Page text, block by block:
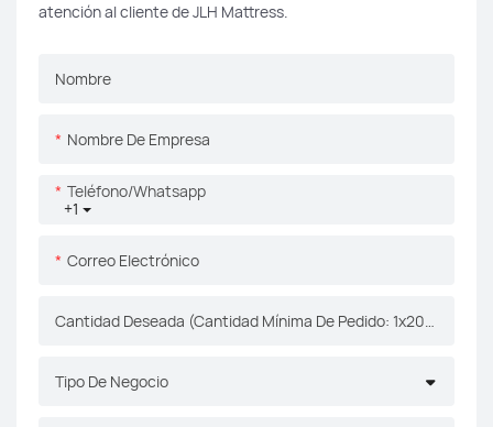
atención al cliente de JLH Mattress.
Nombre
Nombre De Empresa
+1
Teléfono/whatsapp
Correo Electrónico
Cantidad Deseada (Cantidad Mínima De Pedido: 1x20gp)
Tipo De Negocio